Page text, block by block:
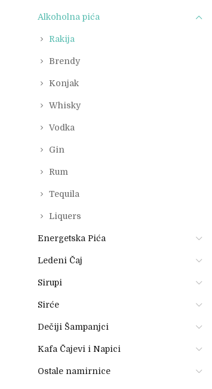
Alkoholna pića
Rakija
Brendy
Konjak
Whisky
Vodka
Gin
Rum
Tequila
Liquers
Energetska Pića
Ledeni Čaj
Sirupi
Sirće
Dečiji Šampanjci
Kafa Čajevi i Napici
Ostale namirnice